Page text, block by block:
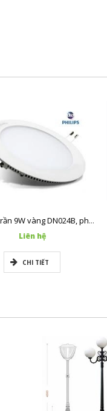
Led âm trần 9W vàng DN024B, phi 125 Philips
Liên hệ
CHI TIẾT